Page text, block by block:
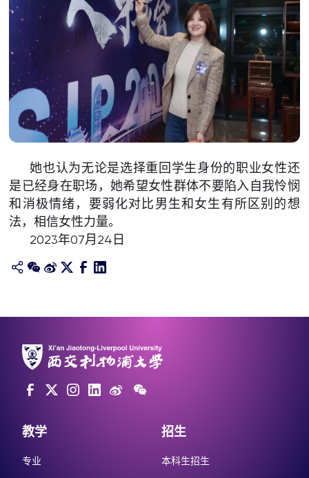
她也认为无论是选择重回学生身份的职业女性还
是已经身在职场，她希望女性群体不要陷入自我怜悯
和消极情绪，要弱化对比男生和女生有所区别的想
法，相信女性力量。
2023年07月24日
教学
专业
招生
本科生招生